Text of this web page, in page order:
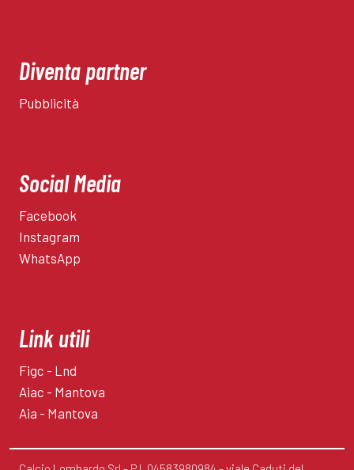
Diventa partner
Pubblicità
Social Media
Facebook
Instagram
WhatsApp
Link utili
Figc - Lnd
Aiac - Mantova
Aia - Mantova